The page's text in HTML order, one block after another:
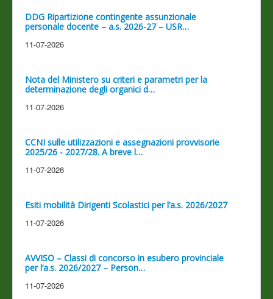
DDG Ripartizione contingente assunzionale
personale docente – a.s. 2026-27 – USR…
11-07-2026
Nota del Ministero su criteri e parametri per la
determinazione degli organici d…
11-07-2026
CCNI sulle utilizzazioni e assegnazioni provvisorie
2025/26 - 2027/28. A breve l…
11-07-2026
Esiti mobilità Dirigenti Scolastici per l’a.s. 2026/2027
11-07-2026
AVVISO – Classi di concorso in esubero provinciale
per l’a.s. 2026/2027 – Person…
11-07-2026